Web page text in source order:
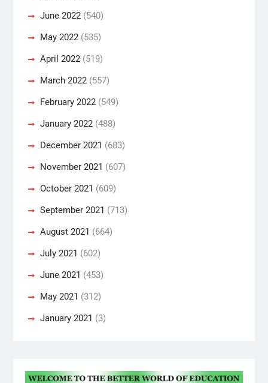
June 2022(540)
May 2022(535)
April 2022(519)
March 2022(557)
February 2022(549)
January 2022(488)
December 2021 (683)
November 2021 (607)
October 2021 (609)
September 2021 (713)
August 2021 (664)
July 2021 (602)
June 2021 (453)
May 2021 (312)
January 2021 (3)